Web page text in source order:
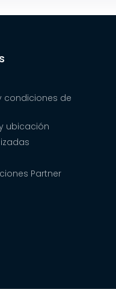
condiciones de
ubicación
Partner